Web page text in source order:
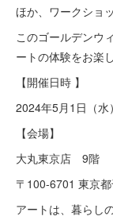
ほか、ワークショ
このゴールデンウ
ートの体験をお楽
【開催日時 】
2024年5月1日（
【会場】
大丸東京店 9階
〒100-6701 東京
アートは、暮らし